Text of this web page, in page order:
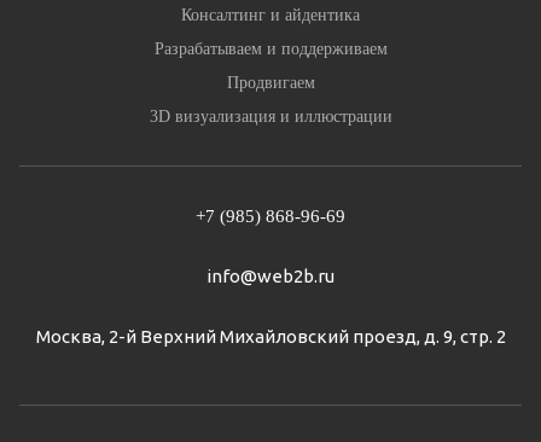
Консалтинг и айдентика
Разрабатываем и поддерживаем
Продвигаем
3D визуализация и иллюстрации
+7 (985) 868-96-69
info@web2b.ru
Москва, 2-й Верхний Михайловский проезд, д. 9, стр. 2